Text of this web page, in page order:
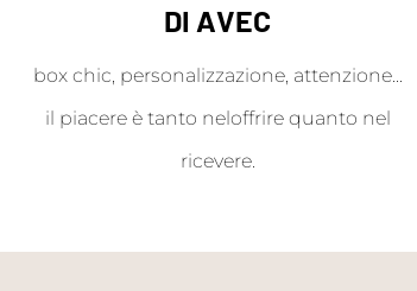
DI AVEC
box chic, personalizzazione, attenzione...
il piacere è tanto neloffrire quanto nel
ricevere.